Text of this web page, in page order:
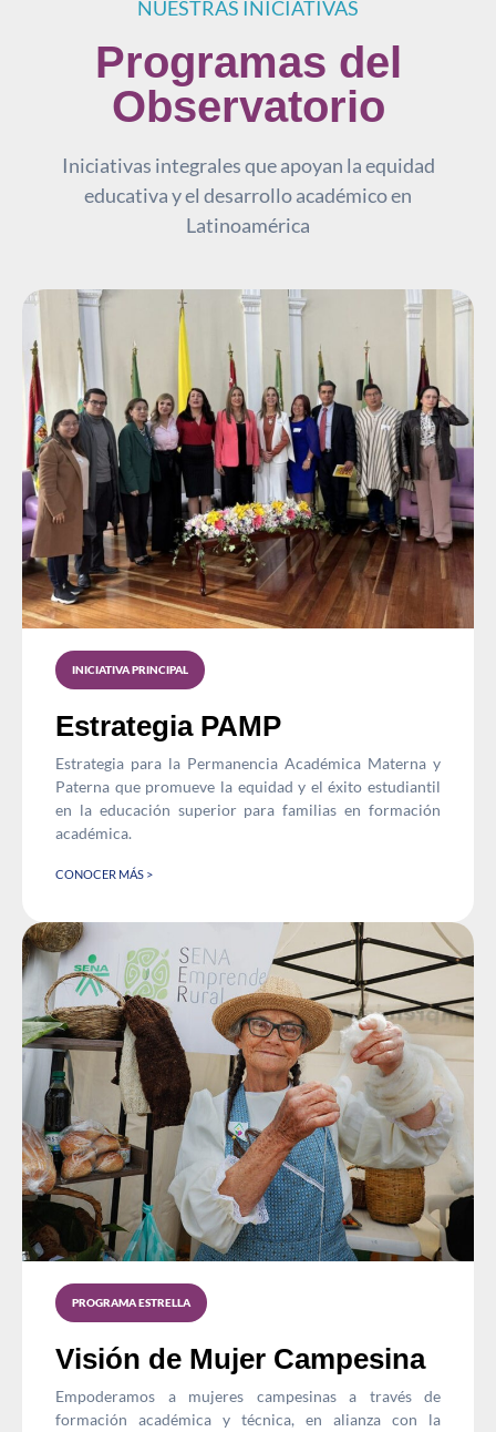
NUESTRAS INICIATIVAS
Programas del
Observatorio
Iniciativas integrales que apoyan la equidad
educativa y el desarrollo académico en
Latinoamérica
INICIATIVA PRINCIPAL
Estrategia PAMP
Estrategia para la Permanencia Académica Materna y
Paterna que promueve la equidad y el éxito estudiantil
en la educación superior para familias en formación
académica.
CONOCER MÁS >
PROGRAMA ESTRELLA
Visión de Mujer Campesina
Empoderamos a mujeres campesinas a través de
formación académica y técnica, en alianza con la